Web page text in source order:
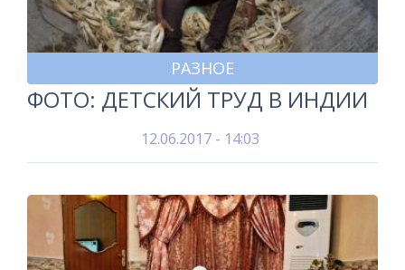
РАЗНОЕ
ФОТО: ДЕТСКИЙ ТРУД В ИНДИИ
12.06.2017 - 14:03